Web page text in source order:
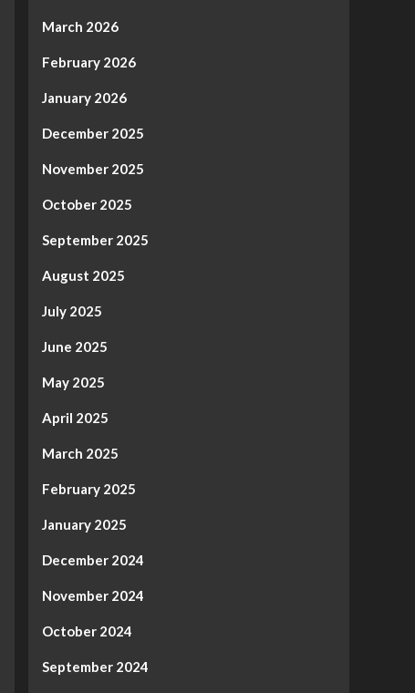
March 2026
February 2026
January 2026
December 2025
November 2025
October 2025
September 2025
August 2025
July 2025
June 2025
May 2025
April 2025
March 2025
February 2025
January 2025
December 2024
November 2024
October 2024
September 2024